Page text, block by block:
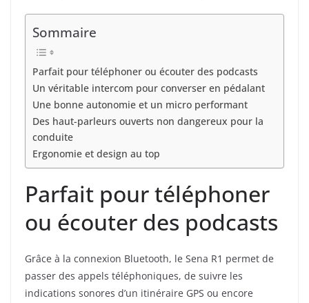
Sommaire
Parfait pour téléphoner ou écouter des podcasts
Un véritable intercom pour converser en pédalant
Une bonne autonomie et un micro performant
Des haut-parleurs ouverts non dangereux pour la
conduite
Ergonomie et design au top
Parfait pour téléphoner
ou écouter des podcasts
Grâce à la connexion Bluetooth, le Sena R1 permet de
passer des appels téléphoniques, de suivre les
indications sonores d’un itinéraire GPS ou encore